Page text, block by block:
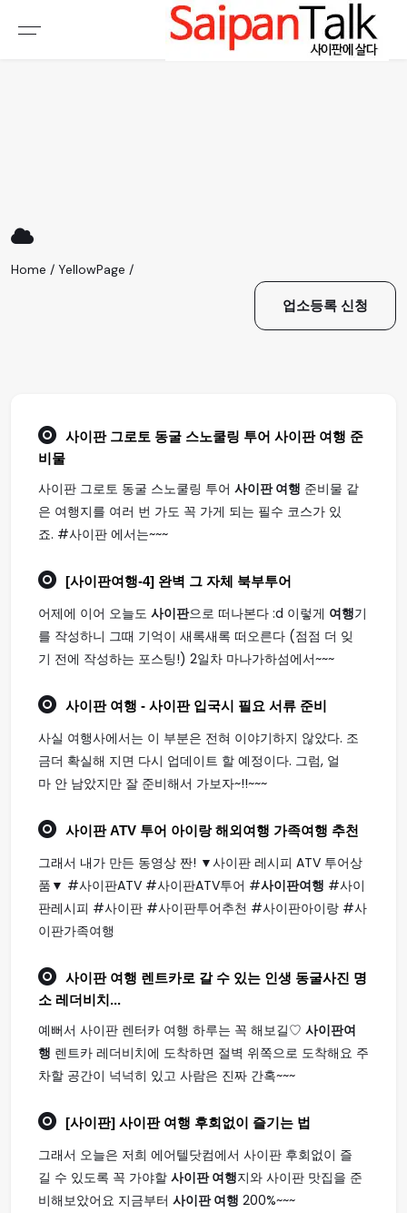
Home / YellowPage /
업소등록 신청
사이판 그로토 동굴 스노쿨링 투어 사이판 여행 준
비물
사이판 그로토 동굴 스노쿨링 투어 사이판 여행 준비물 같
은 여행지를 여러 번 가도 꼭 가게 되는 필수 코스가 있
죠. #사이판 에서는~~~
[사이판여행-4] 완벽 그 자체 북부투어
어제에 이어 오늘도 사이판으로 떠나본다 :d 이렇게 여행기
를 작성하니 그때 기억이 새록새록 떠오른다 (점점 더 잊
기 전에 작성하는 포스팅!) 2일차 마나가하섬에서~~~
사이판 여행 - 사이판 입국시 필요 서류 준비
사실 여행사에서는 이 부분은 전혀 이야기하지 않았다. 조
금더 확실해 지면 다시 업데이트 할 예정이다. 그럼, 얼
마 안 남았지만 잘 준비해서 가보자~!!~~~
사이판ATV 투어 아이랑 해외 여행 가족여행 추천
그래서 내가 만든 동영상 짠! ▼사이판 레시피 ATV 투어상
품▼ #사이판ATV #사이판ATV투어 #사이판여행 #사이
판레시피 #사이판 #사이판투어추천 #사이판아이랑 #사
이판가족여행
사이판 여행 렌트카로 갈 수 있는 인생 동굴사진 명
소 레더비치...
예뻐서 사이판 렌터카 여행 하루는 꼭 해보길♡ 사이판여
행 렌트카 레더비치에 도착하면 절벽 위쪽으로 도착해요 주
차할 공간이 넉넉히 있고 사람은 진짜 간혹~~~
[사이판] 사이판 여행 후회없이 즐기는 법
그래서 오늘은 저희 에어텔닷컴에서 사이판 후회없이 즐
길 수 있도록 꼭 가야할 사이판 여행지와 사이판 맛집을 준
비해보았어요 지금부터 사이판 여행 200%~~~
여행정보
생활정보
갤러리 & 동영상